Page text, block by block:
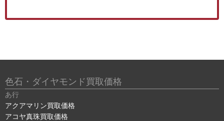
色石・ダイヤモンド買取価格
あ行
アクアマリン買取価格
アコヤ真珠買取価格